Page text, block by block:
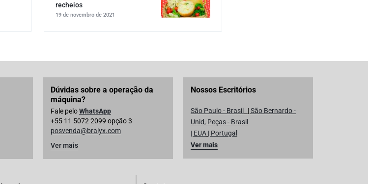
recheios
19 de novembro de 2021
Dúvidas sobre a operação da
máquina?
Fale peloWhatsApp
+55 11 5072 2099 opção 3
posvenda@bralyx.com
Ver mais
Nossos Escritórios
São Paulo - Brasil |São Bernardo -
Unid, Peças - Brasil
| EUA | Portugal
Ver mais